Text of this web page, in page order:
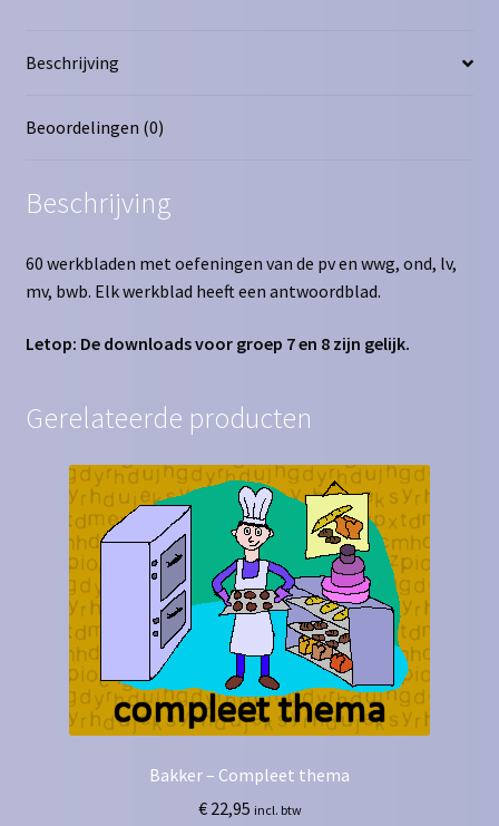
Beschrijving
Beoordelingen (0)
Beschrijving
60 werkbladen met oefeningen van de pv en wwg, ond, lv,
mv, bwb. Elk werkblad heeft een antwoordblad.
Letop: De downloads voor groep 7 en 8 zijn gelijk.
Gerelateerde producten
Bakker – Compleet thema
€22,95 incl. btw